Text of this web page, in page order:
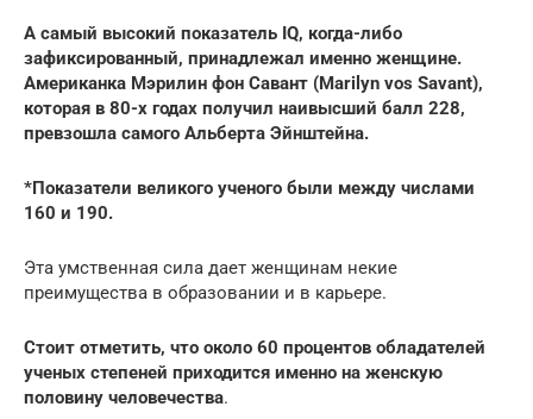
А самый высокий показатель IQ, когда-либо
зафиксированный, принадлежал именно женщине.
Американка Мэрилин фон Савант (Marilyn vos Savant),
которая в 80-х годах получил наивысший балл 228,
превзошла самого Альберта Эйнштейна.
*Показатели великого ученого были между числами
160 и 190.
Эта умственная сила дает женщинам некие
преимущества в образовании и в карьере.
Стоит отметить, что около 60 процентов обладателей
ученых степеней приходится именно на женскую
половину человечества.